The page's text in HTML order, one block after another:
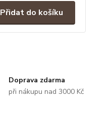
Přidat do košíku
Doprava zdarma
při nákupu nad 3000 Kč